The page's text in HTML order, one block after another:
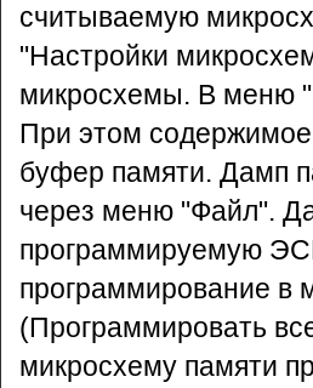
считываемую
"Настройки
микросхемы. В меню
При этом
буфер памяти. Дамп
через меню "Файл".
программируемую
программирование в
(Программировать
микросхему памяти